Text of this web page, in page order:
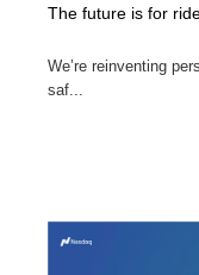
The future is for
We’re reinventing
saf...